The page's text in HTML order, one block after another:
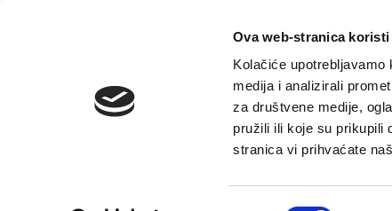
Ova web-stranica
Kolačiće
medija i analizirali
za društvene medije,
pružili ili koje su prikupili
stranica vi prihvaćate